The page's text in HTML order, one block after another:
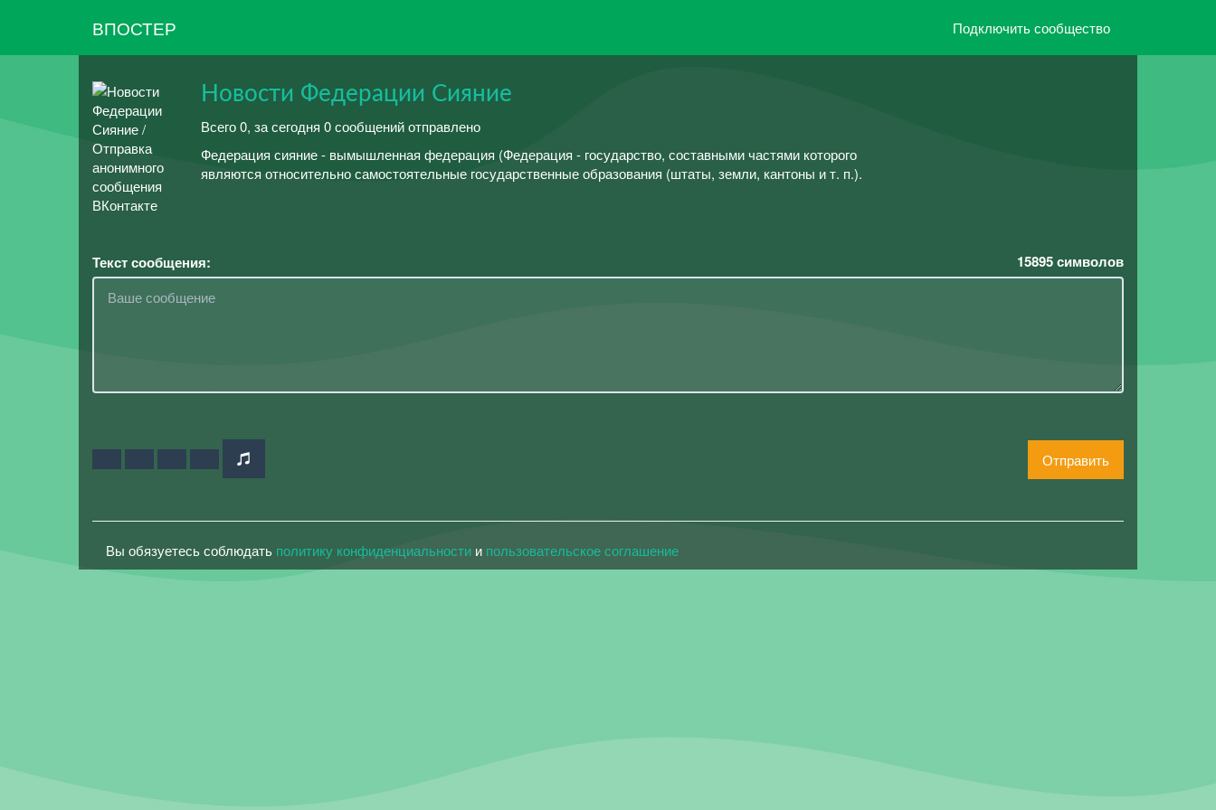
ВПОСТЕР Подключить сообщество
Новости Федерации Сияние
Всего 0, за сегодня 0 сообщений отправлено
Федерация сияние - вымышленная федерация (Федерация - государство, составными частями которого
являются относительно самостоятельные государственные образования (штаты, земли, кантоны и т. п.).
Текст сообщения: 15895символов
Отправить
Вы обязуетесь соблюдать политику конфиденциальности и пользовательское соглашение